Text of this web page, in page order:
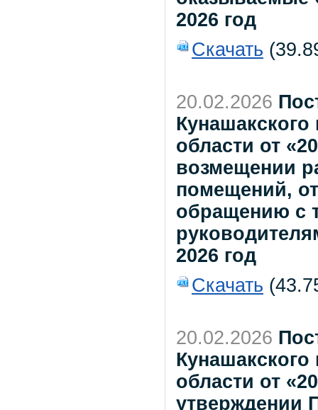
2026 год
Скачать
20.02.2026
области от
возмещении
помещений,
обращению с
2026 год
Скачать
20.02.2026
области от
утверждении